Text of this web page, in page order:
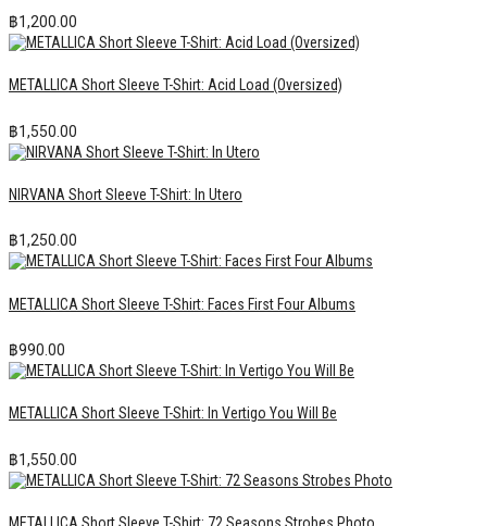
฿1,200.00
METALLICA Short Sleeve T-Shirt: Acid Load (Oversized)
฿1,550.00
NIRVANA Short Sleeve T-Shirt: In Utero
฿1,250.00
METALLICA Short Sleeve T-Shirt: Faces First Four Albums
฿990.00
METALLICA Short Sleeve T-Shirt: In Vertigo You Will Be
฿1,550.00